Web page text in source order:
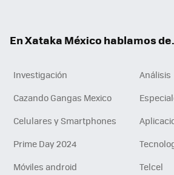
En Xataka México hablamos
Investigación
Análisis
Cazando Gangas Mexico
Celulares y Smartphones
Prime Day 2024
Móviles android
Telcel